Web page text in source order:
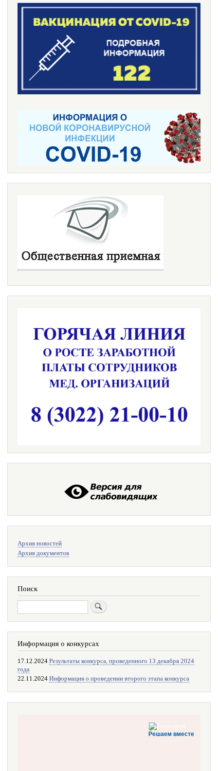
поиска
Архив новостей
Архив документов
Поиск
Информация о конкурсах
17.12.2024 Результаты конкурса, проведенного 13 декабря 2024
года
22.11.2024 Информация о проведении второго этапа конкурса
Решаем вместе